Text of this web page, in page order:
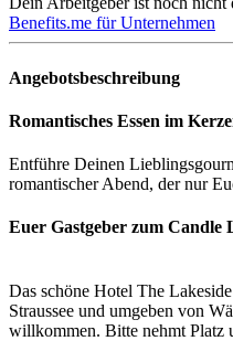
Benefits.me für Unternehmen
Angebotsbeschreibung
Romantisches Essen im
Entführe Deinen
romantischer Abend, der nur
Euer Gastgeber zum
Das schöne Hotel The
Straussee und umgeben von
willkommen. Bitte nehmt Platz